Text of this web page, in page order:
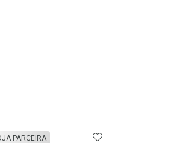
AOS FAVORITOS
PARCEIRA ADICIONAR AOS